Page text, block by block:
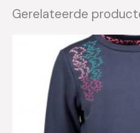
Gerelateerde
Oorspronkelijke
was:
€29.95.
Huidige
prijs
is:
€15.00.